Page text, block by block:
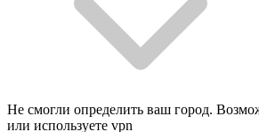
Не смогли определить ваш город.
или используете vpn